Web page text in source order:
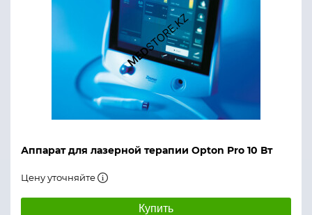
Аппарат для лазерной терапии Opton Pro 10 Вт
Цену уточняйте
Купить